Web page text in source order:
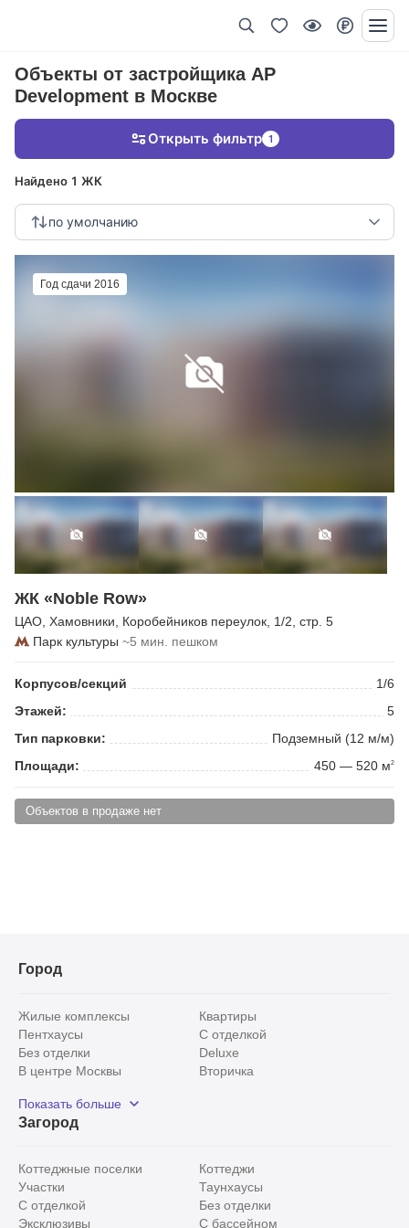
Объекты от застройщика AP
Development в Москве
Найдено 1 ЖК
по умолчанию
Открыть фильтр 1
Год сдачи 2016
ЖК «Noble Row»
ЦАО Хамовники Коробейников переулок , 1/2, стр. 5
Парк культуры ~5 мин. пешком
Корпусов/секций
1/6
Этажей:
5
Тип парковки:
Подземный (12 м/м)
Площади:
450 — 520 м2
Объектов в продаже нет
Город
Жилые комплексы
Квартиры
Пентхаусы
С отделкой
Без отделки
Deluxe
В центре Москвы
Вторичка
Рядом с парком
С панорамными окнами
Показать больше
Загород
Коттеджные поселки
Коттеджи
Участки
Таунхаусы
С отделкой
Без отделки
Эксклюзивы
С бассейном